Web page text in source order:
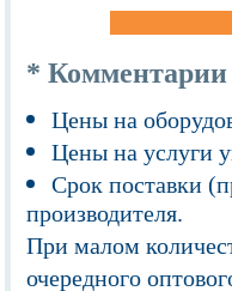
* Комментарии
Цены на
Цены на услуги
Срок поставки
производителя.
При малом
очередного